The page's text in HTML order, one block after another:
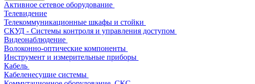
Активное сетевое оборудование
Телевидение
Телекоммуникационные шкафы и стойки
СКУД - Системы контроля и управления доступом
Видеонаблюдение
Волоконно-оптические компоненты
Инструмент и измерительные приборы
Кабель
Кабеленесущие системы